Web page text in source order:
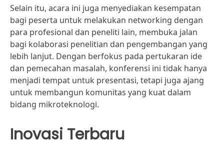
Selain itu, acara ini juga menyediakan kesempatan
bagi peserta untuk melakukan networking dengan
para profesional dan peneliti lain, membuka jalan
bagi kolaborasi penelitian dan pengembangan yang
lebih lanjut. Dengan berfokus pada pertukaran ide
dan pemecahan masalah, konferensi ini tidak hanya
menjadi tempat untuk presentasi, tetapi juga ajang
untuk membangun komunitas yang kuat dalam
bidang mikroteknologi.
Inovasi Terbaru